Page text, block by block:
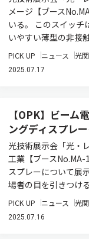
メージ【ブース
いる。 このスイッチ
いやすい薄型の非接
PICK UP ニュース 光
2025.07.17
【OPK】ビーム
ングディスプレ
光技術展示会「光・
工業【ブースNo.MA-
スプレーについて展
場者の目を引きつけ
PICK UP ニュース 光
2025.07.16